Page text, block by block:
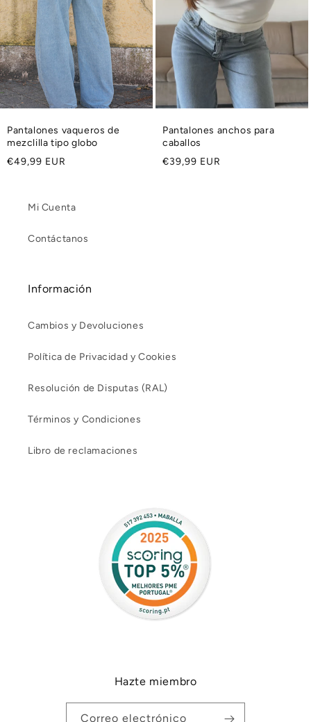
Pantalones vaqueros de
mezclilla tipo globo
Precio
€49,99 EUR
Pantalones anchos para
caballos
Precio
€39,99 EUR
Mi Cuenta
Contáctanos
Información
Cambios y Devoluciones
Política de Privacidad y Cookies
Resolución de Disputas (RAL)
Términos y Condiciones
Libro de reclamaciones
Hazte miembro
Correo electrónico